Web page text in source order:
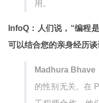
用。
InfoQ：人们说，“编程
可以结合您的亲身经历谈
Madhura Bhave
的性别无关。在